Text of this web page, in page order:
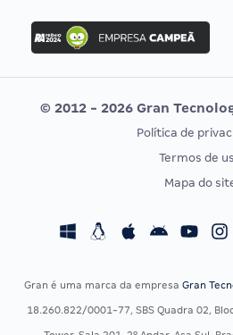
Concurso Ibama
Concurso MPU
Editais publicados
CONCURSOS POR PROFISSÃO
Concursos Fiscais
Concursos Saúde
© 2012 - 2026 Gran
Política de
Termos de
Mapa do
Gran é uma marca da empresa Gran
18.260.822/0001-77, SBS Quadra 02,